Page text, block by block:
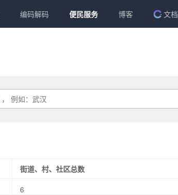
编码解码 便民服务 博客 文档
街道、村、社区总数
6